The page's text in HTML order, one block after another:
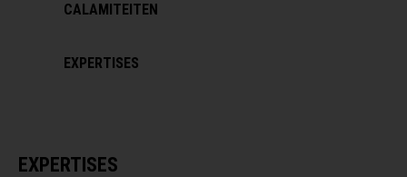
CALAMITEITEN
EXPERTISES
EXPERTISES